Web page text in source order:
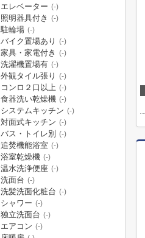
エレベーター (-)
照明器具付き (-)
駐輪場 (-)
バイク置場あり (-)
家具・家電付き (-)
洗濯機置場有 (-)
外観タイル張り (-)
コンロ２口以上 (-)
食器洗い乾燥機 (-)
システムキッチン (-)
対面式キッチン (-)
バス・トイレ別 (-)
追焚機能浴室 (-)
浴室乾燥機 (-)
温水洗浄便座 (-)
洗面台 (-)
洗髪洗面化粧台 (-)
シャワー (-)
独立洗面台 (-)
エアコン (-)